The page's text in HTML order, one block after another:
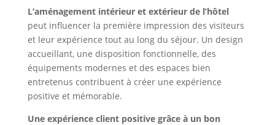
L’aménagement intérieur et extérieur de l’hôtel
peut influencer la première impression des visiteurs
et leur expérience tout au long du séjour. Un design
accueillant, une disposition fonctionnelle, des
équipements modernes et des espaces bien
entretenus contribuent à créer une expérience
positive et mémorable.
Une expérience client positive grâce à un bon